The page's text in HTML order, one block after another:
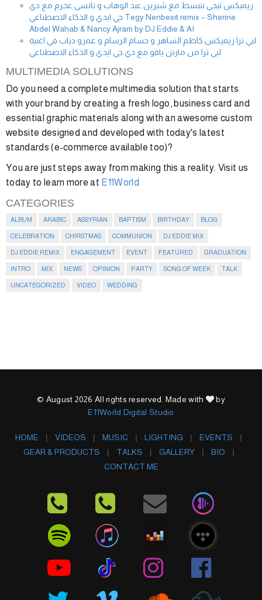
ريميكس تيجي ننبسط مع شيرين عبد الوهاب و نانسي عجرم مع دي
جي ايدي و الذكاء الاصطناعي Tegy Nenbesit remix – Sherine
Abdel Wahab & Nancy Ajram by DJ Eddie & AI
لبي ترا ريميكس كاظم الساهر و حسام الرسام و عمرو دياب في اغنية
لبي ترا من مارتن ياقو مع دي جي ايدي و الذكاء الاصطناعي
MULTIMEDIA SOLUTIONS
Do you need a complete multimedia solution that starts
with your brand by creating a fresh logo, business card and
essential graphic materials along with an awesome custom
website designed and developed with today's latest
standards (e-commerce available too)?
You are just steps away from making this a reality. Visit us
today to learn more at E11World
CATEGORIES
ALBUM ARABIC ASSYRIAN BAPTISM BIRTHDAY BLOG
CELEBRATION CHIRSTMAS COMMUNION DJ EDDIE MIX
DJ EDDIE REMIX ENGAGEMENT EVENT FEATURED GRADUATION
INTRO MIX NEWS OPINION PARTY SONG OF WEEK TALK
UNCATEGORIZED VIDEO WEDDING
© August 2026 All rights reserved. Made with
by
E11World Digital Studio
HOME VIDEOS MUSIC LIGHTING
EVENTS
GEAR & PRODUCTS
TALKS GALLERY
BIO
CONTACT ME